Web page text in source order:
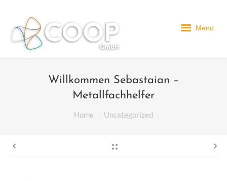
Menü
Willkommen Sebastaian –
Metallfachhelfer
Home Uncategorized